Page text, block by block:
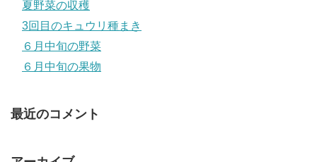
夏野菜の収穫
3回目のキュウリ種まき
６月中旬の野菜
６月中旬の果物
最近のコメント